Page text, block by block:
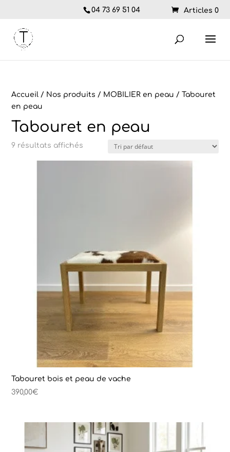
04 73 69 51 04 Articles 0
Accueil / Nos produits / MOBILIER en peau / Tabouret
en peau
Tabouret en peau
9 résultats affichés
Tabouret bois et peau de vache
390,00€